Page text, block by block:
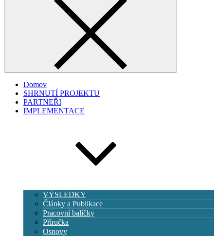
Domov
SHRNUTÍ PROJEKTU
PARTNEŘI
IMPLEMENTACE
VÝSLEDKY
Články a Publikace
Pracovní balíčky
Příručka
Osnovy